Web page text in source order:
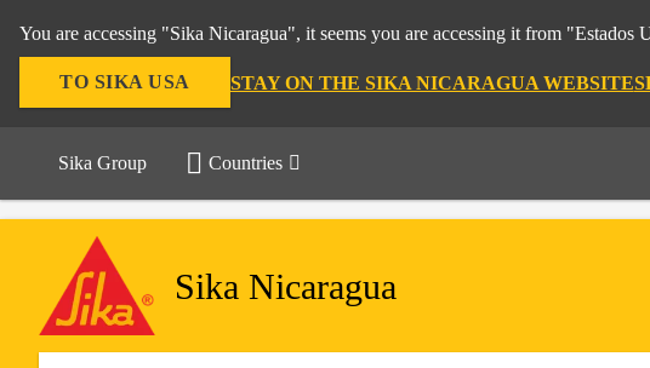
You are accessing "Sika Nicaragua", it seems you are accessing it from
TO SIKA USA STAY ON THE SIKA NICARAGUA WEBSITE
Sika Group Countries
Sika Nicaragua